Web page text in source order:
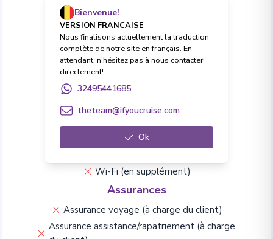
Forfait Boissons Premium en option
Toutes boissons (softs et alcool)
Excursions
Excursions à terre
Frais de visa (à charge du client)
Vie à bord & Divertissement
Wi-Fi (en supplément)
Assurances
Assurance voyage (à charge du client)
Assurance assistance/rapatriement (à charge
Bienvenue!
VERSION FRANCAISE
Nous finalisons actuellement la traduction
complète de notre site en français. En
attendant, n’hésitez pas à nous contacter
directement!
32495441685
theteam@ifyoucruise.com
Ok